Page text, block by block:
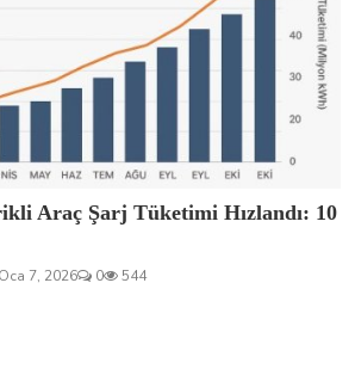
Araç Şarj Tüketimi Hızlandı: 10
Oca 7, 2026 0 544